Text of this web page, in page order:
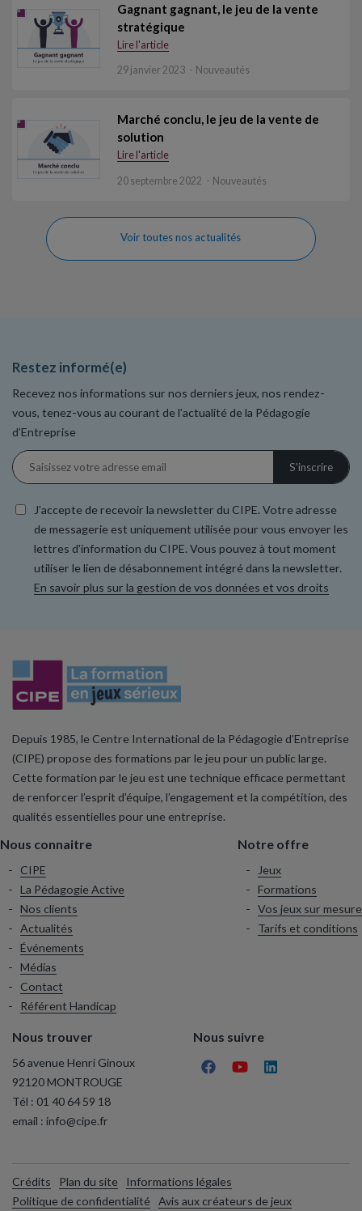
Gagnant gagnant, le jeu de la vente
stratégique
Lire l'article
29 janvier 2023 Nouveautés
Marché conclu, le jeu de la vente de
solution
Lire l'article
20 septembre 2022 Nouveautés
Voir toutes nos actualités
Restez informé(e)
Recevez nos informations sur nos derniers jeux, nos rendez-
vous, tenez-vous au courant de l’actualité de la Pédagogie
d’Entreprise
J’accepte de recevoir la newsletter du CIPE. Votre adresse
de messagerie est uniquement utilisée pour vous envoyer les
lettres d'information du CIPE. Vous pouvez à tout moment
utiliser le lien de désabonnement intégré dans la newsletter.
En savoir plus sur la gestion de vos données et vos droits
Depuis 1985, le Centre International de la Pédagogie d’Entreprise
(CIPE) propose des formations par le jeu pour un public large.
Cette formation par le jeu est une technique efficace permettant
de renforcer l’esprit d’équipe, l’engagement et la compétition, des
qualités essentielles pour une entreprise.
Nous connaitre
CIPE
La Pédagogie Active
Nos clients
Actualités
Événements
Médias
Contact
Référent Handicap
Notre offre
Jeux
Formations
Vos jeux sur mesure
Tarifs et conditions
Nous trouver
56 avenue Henri Ginoux
92120 MONTROUGE
Tél : 01 40 64 59 18
email : info@cipe.fr
Nous suivre
Crédits Plan du site
Informations légales
Politique de confidentialité
Avis aux créateurs de jeux